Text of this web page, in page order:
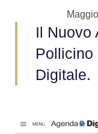
Il Nuovo
Pollicino
Digitale.